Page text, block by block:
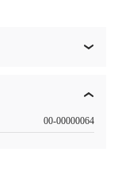
00-00000064